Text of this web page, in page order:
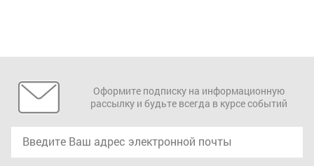
Оформите подписку на информационную
рассылку и будьте всегда в курсе событий